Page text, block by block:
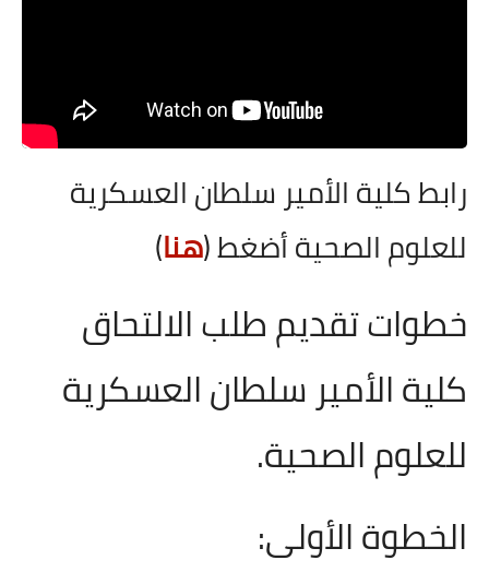
رابط كلية الأمير سلطان العسكرية
للعلوم الصحية أضغط (هنا)
خطوات تقديم طلب الالتحاق
كلية الأمير سلطان العسكرية
للعلوم الصحية.
الخطوة الأولى: